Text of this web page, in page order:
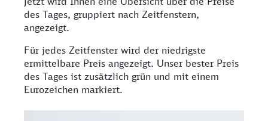
des Tages, gruppiert nach Zeitfenstern,
angezeigt.
Für jedes Zeitfenster wird der niedrigste
ermittelbare Preis angezeigt. Unser bester Preis
des Tages ist zusätzlich grün und mit einem
Eurozeichen markiert.